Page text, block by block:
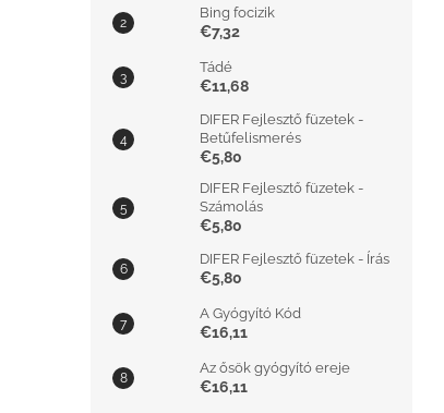
Bing focizik
€7,32
Tádé
€11,68
DIFER Fejlesztő füzetek -
Betűfelismerés
€5,80
DIFER Fejlesztő füzetek -
Számolás
€5,80
DIFER Fejlesztő füzetek - Írás
€5,80
A Gyógyító Kód
€16,11
Az ősök gyógyító ereje
€16,11